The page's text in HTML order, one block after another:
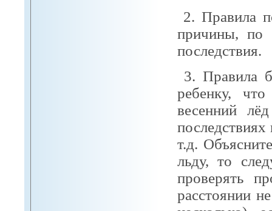
2. Правила
причины, по
последствия.
3. Правила
ребенку,
весенний
т.д.
льду, то
проверять
расстоянии